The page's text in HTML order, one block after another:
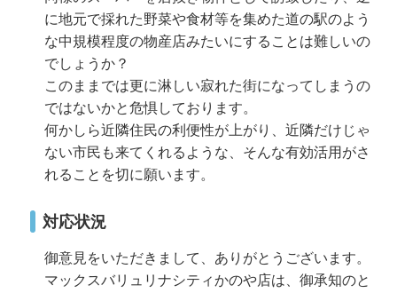
に地元で採れた野菜や食材等を集めた道の駅のよう
な中規模程度の物産店みたいにすることは難しいの
でしょうか？
このままでは更に淋しい寂れた街になってしまうの
ではないかと危惧しております。
何かしら近隣住民の利便性が上がり、近隣だけじゃ
ない市民も来てくれるような、そんな有効活用がさ
れることを切に願います。
対応状況
御意見をいただきまして、ありがとうございます。
マックスバリュリナシティかのや店は、御承知のと